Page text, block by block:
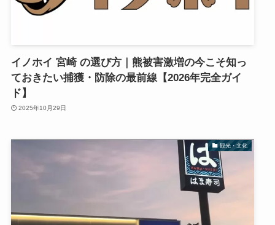
イノホイ 宮崎 の選び方｜熊被害激増の今こそ知っ
ておきたい捕獲・防除の最前線【2026年完全ガイ
ド】
2025年10月29日
観光・文化